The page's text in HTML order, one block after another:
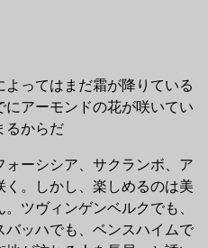
ってはまだ霜が降りている
アーモンドの花が咲いてい
るからだ
ーシシア、サクランボ、ア
。しかし、楽しめるのは美
ツヴィンゲンベルクでも、
ッハでも、ベンスハイムで